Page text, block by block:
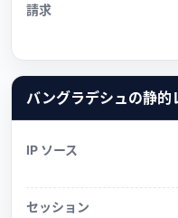
請求
バングラデシュの静的
IP ソース
セッション